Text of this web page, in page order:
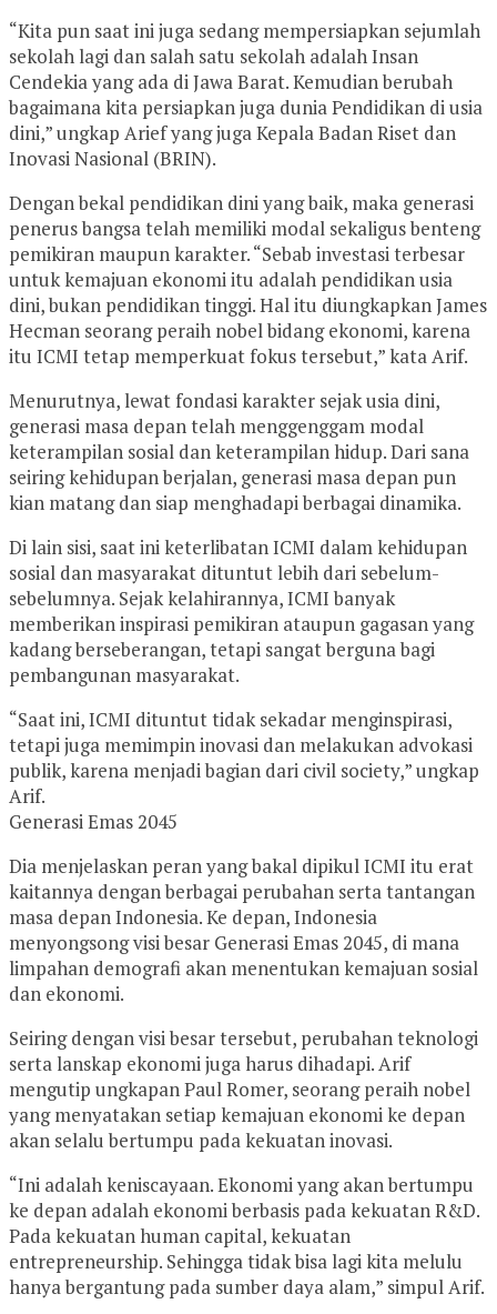
“Kita pun saat ini juga sedang mempersiapkan sejumlah
sekolah lagi dan salah satu sekolah adalah Insan
Cendekia yang ada di Jawa Barat. Kemudian berubah
bagaimana kita persiapkan juga dunia Pendidikan di usia
dini,” ungkap Arief yang juga Kepala Badan Riset dan
Inovasi Nasional (BRIN).
Dengan bekal pendidikan dini yang baik, maka generasi
penerus bangsa telah memiliki modal sekaligus benteng
pemikiran maupun karakter. “Sebab investasi terbesar
untuk kemajuan ekonomi itu adalah pendidikan usia
dini, bukan pendidikan tinggi. Hal itu diungkapkan James
Hecman seorang peraih nobel bidang ekonomi, karena
itu ICMI tetap memperkuat fokus tersebut,” kata Arif.
Menurutnya, lewat fondasi karakter sejak usia dini,
generasi masa depan telah menggenggam modal
keterampilan sosial dan keterampilan hidup. Dari sana
seiring kehidupan berjalan, generasi masa depan pun
kian matang dan siap menghadapi berbagai dinamika.
Di lain sisi, saat ini keterlibatan ICMI dalam kehidupan
sosial dan masyarakat dituntut lebih dari sebelum-
sebelumnya. Sejak kelahirannya, ICMI banyak
memberikan inspirasi pemikiran ataupun gagasan yang
kadang berseberangan, tetapi sangat berguna bagi
pembangunan masyarakat.
“Saat ini, ICMI dituntut tidak sekadar menginspirasi,
tetapi juga memimpin inovasi dan melakukan advokasi
publik, karena menjadi bagian dari civil society,” ungkap
Arif.
Generasi Emas 2045
Dia menjelaskan peran yang bakal dipikul ICMI itu erat
kaitannya dengan berbagai perubahan serta tantangan
masa depan Indonesia. Ke depan, Indonesia
menyongsong visi besar Generasi Emas 2045, di mana
limpahan demografi akan menentukan kemajuan sosial
dan ekonomi.
Seiring dengan visi besar tersebut, perubahan teknologi
serta lanskap ekonomi juga harus dihadapi. Arif
mengutip ungkapan Paul Romer, seorang peraih nobel
yang menyatakan setiap kemajuan ekonomi ke depan
akan selalu bertumpu pada kekuatan inovasi.
“Ini adalah keniscayaan. Ekonomi yang akan bertumpu
ke depan adalah ekonomi berbasis pada kekuatan R&D.
Pada kekuatan human capital, kekuatan
entrepreneurship. Sehingga tidak bisa lagi kita melulu
hanya bergantung pada sumber daya alam,” simpul Arif.